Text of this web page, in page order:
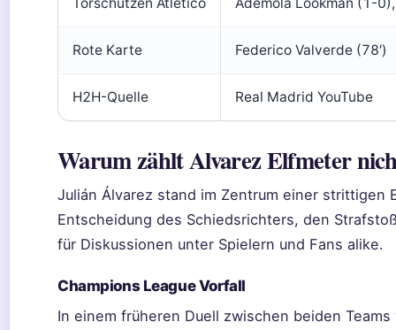
Rote Karte Federico Valverde (78′)
H2H-Quelle Real Madrid YouTube
Warum zählt Alvarez Elfmeter
Julián Álvarez stand im Zentrum einer strittigen
Entscheidung des Schiedsrichters, den
für Diskussionen unter Spielern und Fans alike.
Champions League Vorfall
In einem früheren Duell zwischen beiden